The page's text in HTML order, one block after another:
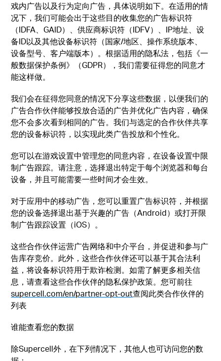
戏内广告以及行为定向广告，具体说明如下。在适用的情
况下，我们可能会出于这些目的收集您的广告标识符
（IDFA、GAID）、供应商标识符（IDFV）、IP地址、设
备ID以及其他设备标识符（国家/地区、操作系统版本、
设备型号、客户端版本）。根据适用的隐私法，包括《一
般数据保护条例》（GDPR），我们需要征得您的同意才
能这样做。
我们会在征得您同意的情况下分享这些数据，以便我们的
广告合作伙伴能够投放合适的广告并优化广告内容，确保
您不会多次看到相同的广告。我们与选定的合作伙伴共享
您的设备标识符，以实现此类广告投放和个性化。
您可以在游戏设置中管理您的同意内容，在设备设置中限
制广告跟踪。请注意，选择退出特定于每个浏览器和每台
设备，并且可能需要一些时间才会生效。
对于应用中的移动广告，您可以重置广告标识符，并根据
您的设备选择退出基于兴趣的广告（Android）或打开限
制广告跟踪设置（iOS）。
这些合作伙伴运营广告网络和中介平台，并促进和参与广
告库存竞价。此外，这些合作伙伴还可以基于其合法利
益，将设备标识符用于欺诈检测。如需了解更多相关信
息，请查看这些合作伙伴的隐私保护政策。您可前往
supercell.com/en/partner-opt-out查阅此类合作伙伴的
列表
谁能查看您的数据
除Supercell外，在下列情况下，其他人也可访问您的数